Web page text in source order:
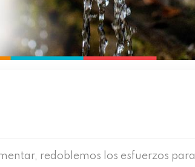
redoblemos los esfuerzos para